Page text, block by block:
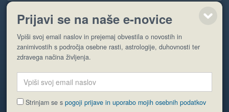
POMOČ
O nas
Oglaševanje
Prijavi se na naše e-novice
Vpiši svoj email naslov in prejemaj obvestila o novostih in
zanimivostih s področja osebne rasti, astrologije, duhovnosti ter
zdravega načina življenja.
Strinjam se spogoji prijave in uporabo mojih osebnih podatkov